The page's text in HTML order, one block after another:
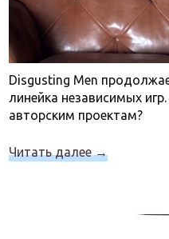
Disgusting Men
линейка независимых
авторским проектам?
Читать далее→